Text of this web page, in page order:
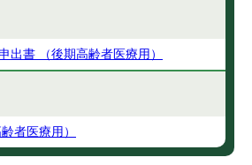
出書 （後期高齢者医療用）
者医療用）